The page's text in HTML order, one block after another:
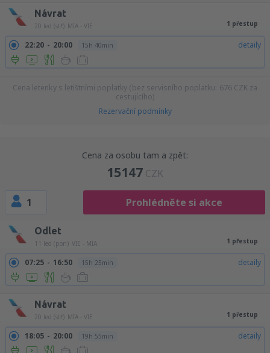
Návrat
20 led (stř) MIA - VIE 1 přestup
22:20 20:00 15h 40min detaily
Cena letenky s letištními poplatky (bez servisního poplatku: 676 CZK za
cestujícího)
Rezervační podmínky
Cena za osobu tam a zpět:
15147 CZK
1 Prohlédněte si akce
Odlet
11 led (pon) VIE - MIA 1 přestup
07:25 16:50 15h 25min detaily
Návrat
20 led (stř) MIA - VIE 1 přestup
18:05 20:00 19h 55min detaily